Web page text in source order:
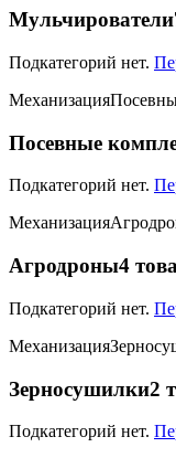
Мульчирователи
Подкатегорий нет.
Механизация
Посевные
Подкатегорий нет.
Механизация
Агродроны4
Подкатегорий нет.
Механизация
Зерносушилки2
Подкатегорий нет.